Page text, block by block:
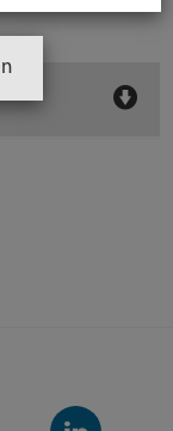
LinkedIn-